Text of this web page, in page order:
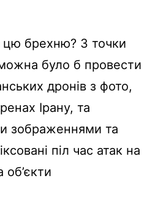
цю брехню? З точки
було б провести
дронів з фото,
Ірану, та
зображеннями та
піл час атак на
об’єкти